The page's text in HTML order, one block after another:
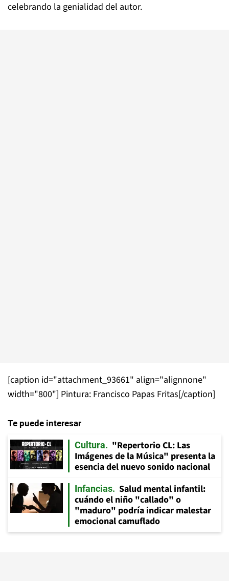
celebrando la genialidad del autor.
[caption id="attachment_93661" align="alignnone"
width="800"] Pintura: Francisco Papas Fritas[/caption]
Te puede interesar
Cultura
"Repertorio CL: Las
Imágenes de la Música" presenta la
esencia del nuevo sonido nacional
Infancias
Salud mental infantil:
cuándo el niño "callado" o
"maduro" podría indicar malestar
emocional camuflado